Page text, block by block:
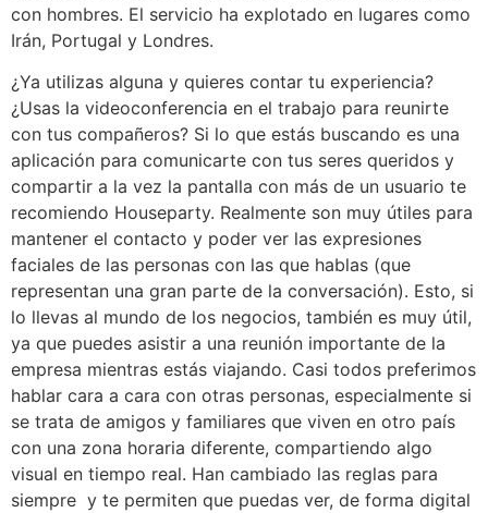
con hombres. El servicio ha explotado en lugares como
Irán, Portugal y Londres.
¿Ya utilizas alguna y quieres contar tu experiencia?
¿Usas la videoconferencia en el trabajo para reunirte
con tus compañeros? Si lo que estás buscando es una
aplicación para comunicarte con tus seres queridos y
compartir a la vez la pantalla con más de un usuario te
recomiendo Houseparty. Realmente son muy útiles para
mantener el contacto y poder ver las expresiones
faciales de las personas con las que hablas (que
representan una gran parte de la conversación). Esto, si
lo llevas al mundo de los negocios, también es muy útil,
ya que puedes asistir a una reunión importante de la
empresa mientras estás viajando. Casi todos preferimos
hablar cara a cara con otras personas, especialmente si
se trata de amigos y familiares que viven en otro país
con una zona horaria diferente, compartiendo algo
visual en tiempo real. Han cambiado las reglas para
siempre y te permiten que puedas ver, de forma digital